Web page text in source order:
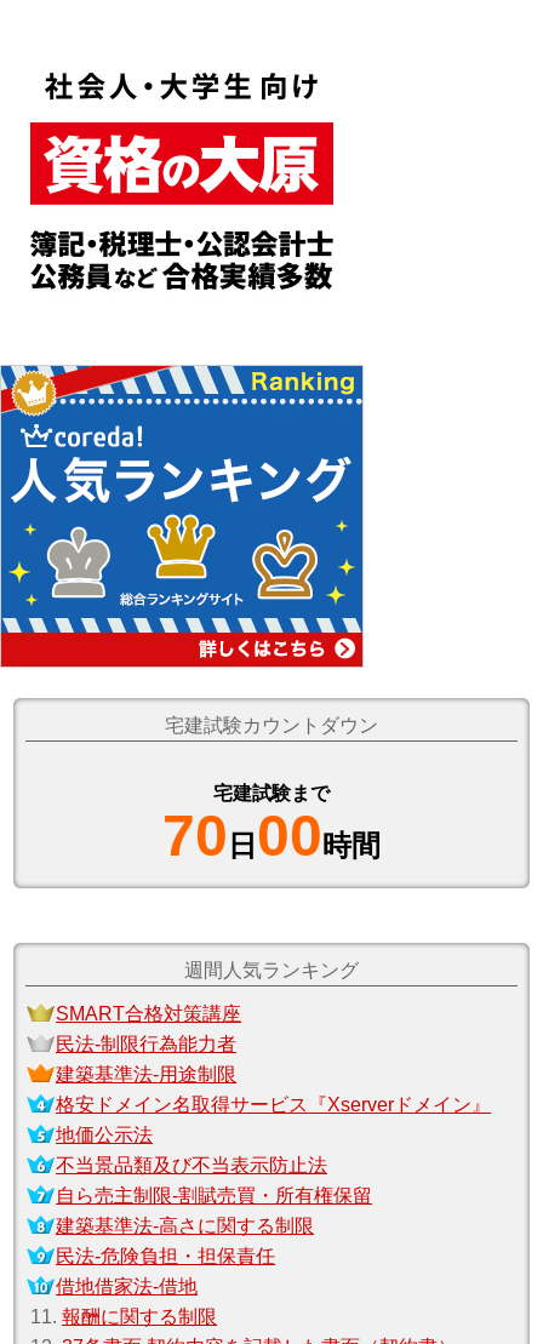
宅建試験カウントダウン
宅建試験まで
70 日 00時間
週間人気ランキング
SMART合格対策講座
民法‐制限行為能力者
建築基準法‐用途制限
格安ドメイン名取得サービス『Xserverドメイン』
地価公示法
不当景品類及び不当表示防止法
自ら売主制限‐割賦売買・所有権保留
建築基準法‐高さに関する制限
民法‐危険負担・担保責任
借地借家法‐借地
11.報酬に関する制限